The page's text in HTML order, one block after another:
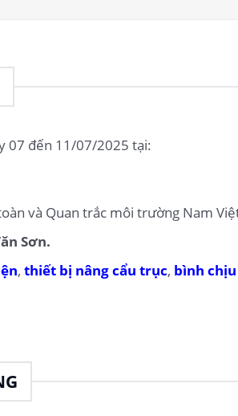
07 đến 11/07/2025 tại:
và Quan trắc môi trường Nam
Sơn.
,thiết bị nâng cẩu trục, bình